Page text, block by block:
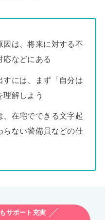
因は、将来に対する不
応などにある
すには、まず「自分は
解しよう
、在宅でできる文字起
らない警備員などの仕
サポート充実